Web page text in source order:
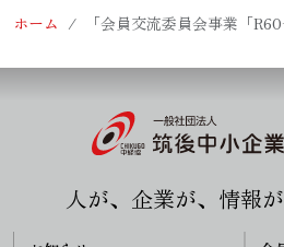
ホーム 「会員交流委員会事業「
人が、企業が、情報